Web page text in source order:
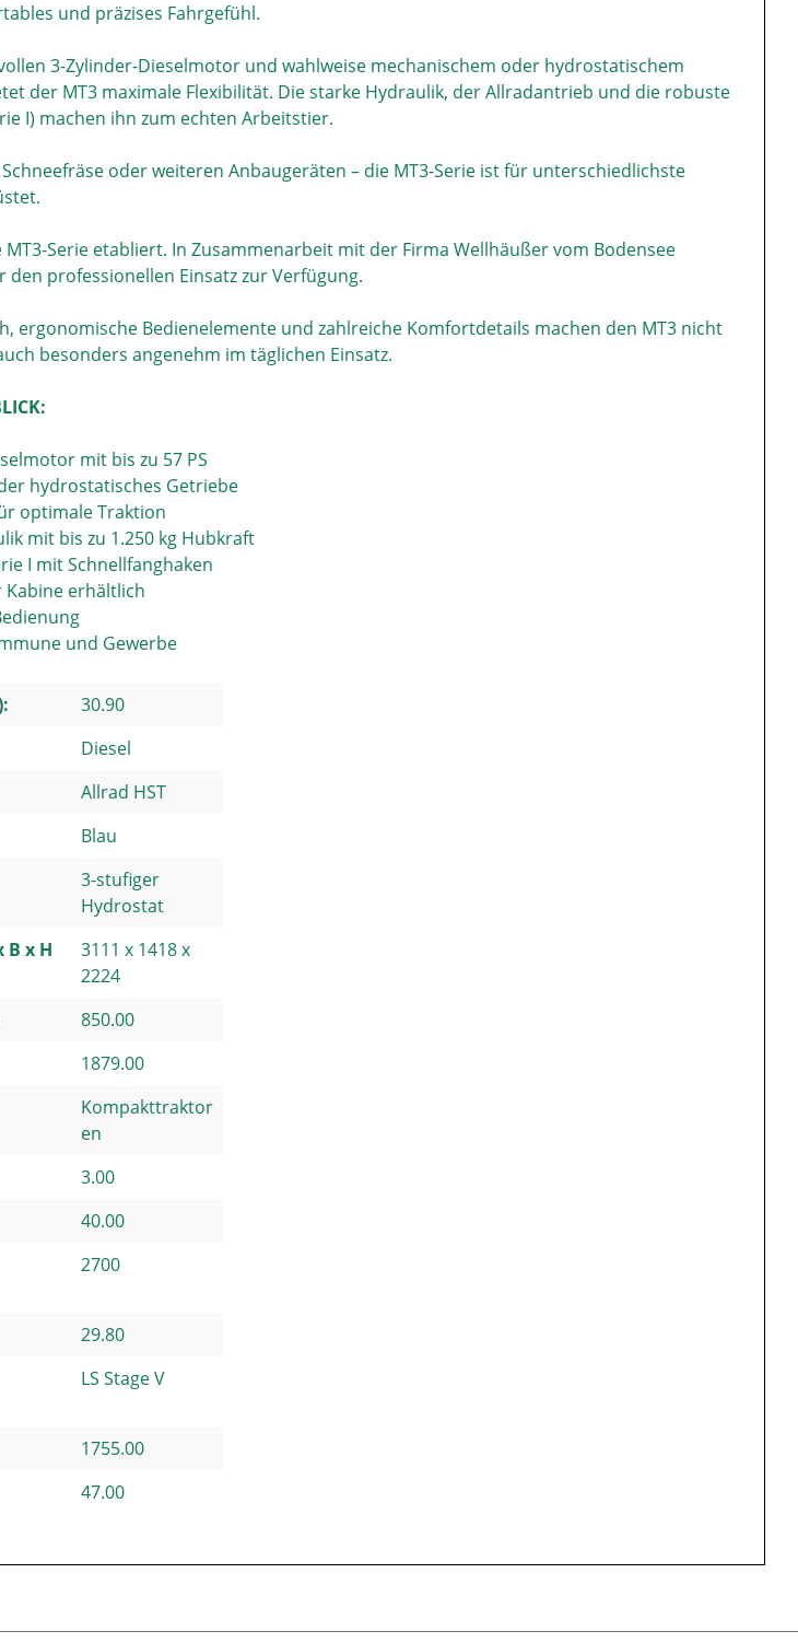
und präzises Fahrgefühl.
3-Zylinder-Dieselmotor und wahlweise mechanischem oder hydrostatischem
der MT3 maximale Flexibilität. Die starke Hydraulik, der Allradantrieb und die robuste
I) machen ihn zum echten Arbeitstier.
oder weiteren Anbaugeräten – die MT3-Serie ist für unterschiedlichste
Serie etabliert. In Zusammenarbeit mit der Firma Wellhäußer vom Bodensee
den professionellen Einsatz zur Verfügung.
ergonomische Bedienelemente und zahlreiche Komfortdetails machen den MT3 nicht
besonders angenehm im täglichen Einsatz.
mit bis zu 57 PS
hydrostatisches Getriebe
optimale Traktion
mit bis zu 1.250 kg Hubkraft
I mit Schnellfanghaken
erhältlich
und Gewerbe
30.90
Diesel
Allrad HST
Blau
3-stufiger
Hydrostat
B x H
3111 x 1418 x
2224
850.00
1879.00
Kompakttraktor
en
3.00
40.00
2700
29.80
LS Stage V
1755.00
47.00